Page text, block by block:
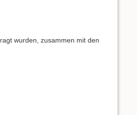
wurden, zusammen mit den